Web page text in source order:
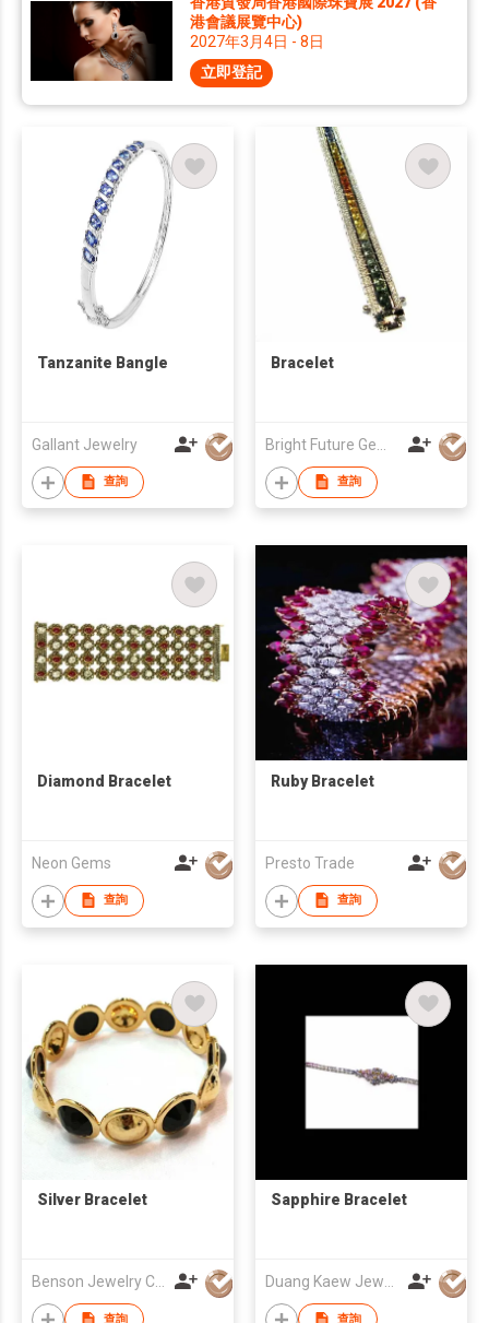
港會議展覽中心)
2027年3月4日 - 8日
立即登記
Tanzanite Bangle
Gallant Jewelry
查詢
Bracelet
查詢
Diamond Bracelet
Neon Gems
查詢
Ruby Bracelet
Presto Trade
查詢
Silver Bracelet
Benson Jewelry Co Ltd
查詢
Sapphire Bracelet
Duang Kaew Jewelry Manufacturer Co Ltd
查詢